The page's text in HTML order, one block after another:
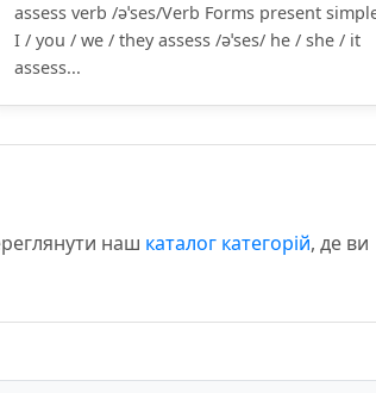
assess verb /əˈses/Verb Forms present
I / you / we / they assess /əˈses/ he / she / it
assess...
наш каталог категорій, де ви